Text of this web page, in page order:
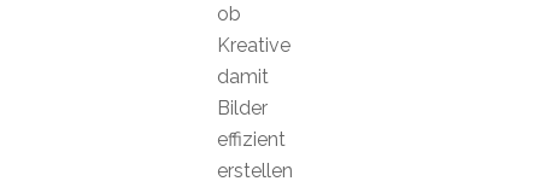
ob
Kreative
damit
Bilder
effizient
erstellen